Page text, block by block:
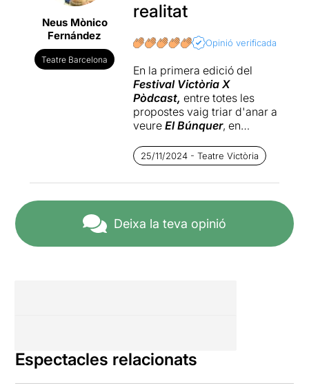
Neus Mònico
Fernández
Teatre Barcelona
realitat
Opinió verificada
En la primera edició del
Festival Victòria X
Pòdcast, entre totes les
propostes vaig triar d'anar a
veure El Búnquer, en
llindar(primera vegada que
es fa en directe) en un
episodi especial, que no ha
David Verdaguer, que ha
què passarà.
sorprenent, un lloc més enllà
un món impossible on es
25/11/2024 - Teatre Victòria
Deixa la teva opinió
Espectacles relacionats